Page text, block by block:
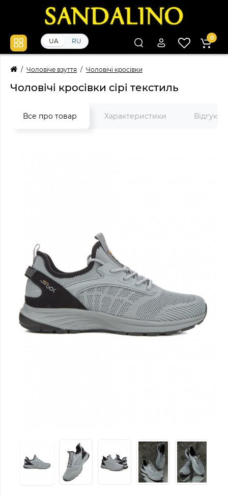
UA RU 0
Чоловіче взуття Чоловічі кросівки
Чоловічі кросівки сірі текстиль
Все про товар Характеристики Відгуки